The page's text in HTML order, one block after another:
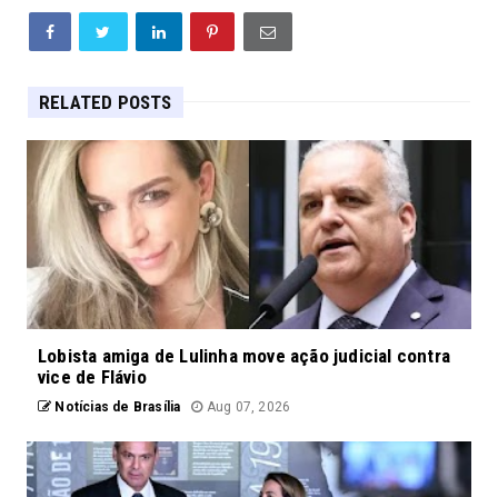
RELATED POSTS
Lobista amiga de Lulinha move ação judicial contra
vice de Flávio
Notícias de Brasília Aug 07, 2026